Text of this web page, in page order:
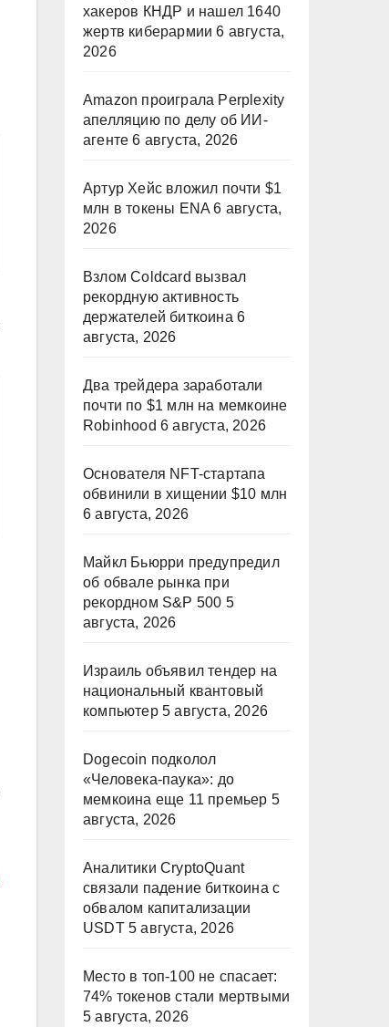
хакеров КНДР и нашел 1640
жертв киберармии 6 августа,
2026
Amazon проиграла Perplexity
апелляцию по делу об ИИ-
агенте 6 августа, 2026
Артур Хейс вложил почти $1
млн в токены ENA 6 августа,
2026
Взлом Coldcard вызвал
рекордную активность
держателей биткоина 6
августа, 2026
Два трейдера заработали
почти по $1 млн на мемкоине
Robinhood 6 августа, 2026
Основателя NFT-стартапа
обвинили в хищении $10 млн
6 августа, 2026
Майкл Бьюрри предупредил
об обвале рынка при
рекордном S&P 500 5
августа, 2026
Израиль объявил тендер на
национальный квантовый
компьютер 5 августа, 2026
Dogecoin подколол
«Человека-паука»: до
мемкоина еще 11 премьер 5
августа, 2026
Аналитики CryptoQuant
связали падение биткоина с
обвалом капитализации
USDT 5 августа, 2026
Место в топ-100 не спасает:
74% токенов стали мертвыми
5 августа, 2026